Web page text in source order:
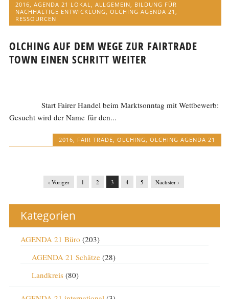
2016,AGENDA 21 LOKAL,ALLGEMEIN, BILDUNG FÜR
NACHHALTIGE ENTWICKLUNG,OLCHING AGENDA 21,
RESSOURCEN
OLCHING AUF DEM WEGE ZUR FAIRTRADE
TOWN EINEN SCHRITT WEITER
Start Fairer Handel beim Marktsonntag mit Wettbewerb:
Gesucht wird der Name für den...
2016 FAIR TRADE OLCHING OLCHING AGENDA 21
‹ Voriger 1 2 3 4 5 Nächster ›
Kategorien
AGENDA 21 Büro (203)
AGENDA 21 Schätze(28)
Landkreis(80)